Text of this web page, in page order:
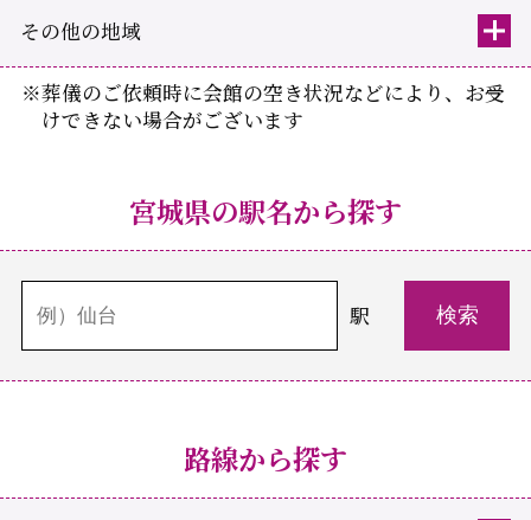
その他の地域
※葬儀のご依頼時に会館の空き状況などにより、お受
けできない場合がございます
宮城県の駅名から探す
駅
路線から探す